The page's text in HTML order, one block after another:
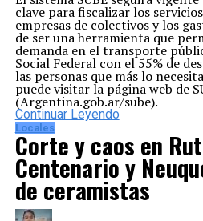
de la pandemia.
Todos los fueguinos y sobre
en su industria sabemos de su
como lo demostramos en la
que Tierra del Fuego sea la
recuperó su nivel de actividad
Queremos seguir viviendo,
industria de esta provincia a la
orgullosos.
Por los motivos expuestos
de manera indefinida el
urgente a fin de garantizar la
de la industria y del trabajo
Por un subrégimen industrial,
población y sin población no
A su vez no menos importante
urgente de un cruce marítimo
clave para fiscalizar los
empresas de colectivos y los
de ser una herramienta que
demanda en el transporte
Social Federal con el 55% de
las personas que más lo
puede visitar la página web de
(Argentina.gob.ar/sube).
Continuar Leyendo
Locales
Corte y caos en
Centenario y
de ceramistas